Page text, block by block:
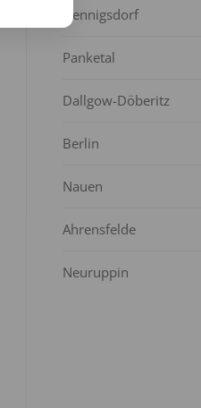
Hennigsdorf
Panketal
Dallgow-Döberitz
Berlin
Nauen
Ahrensfelde
Neuruppin